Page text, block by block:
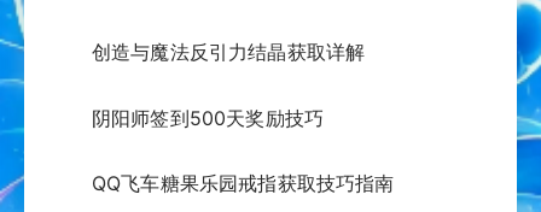
创造与魔法反引力结晶获取详解
阴阳师签到500天奖励技巧
QQ飞车糖果乐园戒指获取技巧指南